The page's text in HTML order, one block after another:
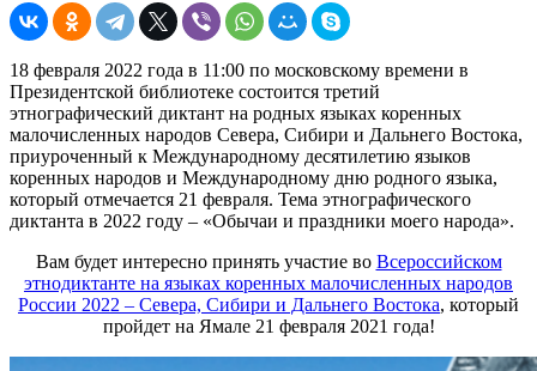
18 февраля 2022 года в 11:00 по московскому времени в
Президентской библиотеке состоится третий
этнографический диктант на родных языках коренных
малочисленных народов Севера, Сибири и Дальнего Востока,
приуроченный к Международному десятилетию языков
коренных народов и Международному дню родного языка,
который отмечается 21 февраля. Тема этнографического
диктанта в 2022 году – «Обычаи и праздники моего народа».
Вам будет интересно принять участие во Всероссийском
этнодиктанте на языках коренных малочисленных народов
России 2022 – Севера, Сибири и Дальнего Востока, который
пройдет на Ямале 21 февраля 2021 года!